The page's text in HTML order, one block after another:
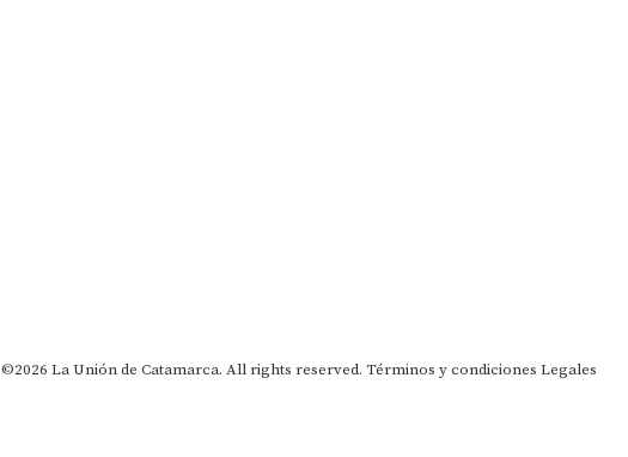
©2026 La Unión de Catamarca. All rights reserved. Términos y condiciones Legales